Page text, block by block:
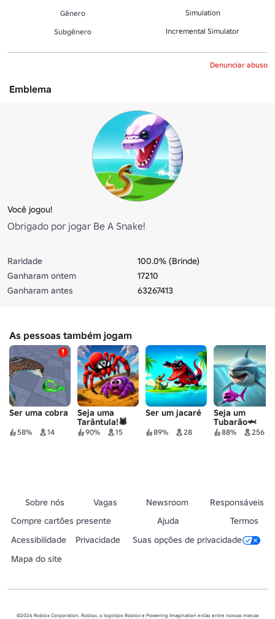
Gênero
Simulation
Subgênero Incremental Simulator
Denunciar abuso
Emblema
Você jogou!
Obrigado por jogar Be A Snake!
Raridade
100.0% (Brinde)
Ganharam ontem
17210
Ganharam antes
63267413
As pessoas também jogam
Ser uma cobra
58% 14
Seja uma
Tarântula!🕷️
90% 15
Ser um jacaré
89% 28
Seja um
Tubarão🦈
88% 256
Sobre nós Vagas Newsroom
Responsáveis
Compre cartões presente
Ajuda
Termos
Acessibilidade
Privacidade
Suas opções de privacidade
Mapa do site
©2026 Roblox Corporation. Roblox, o logotipo Roblox e Powering Imagination estão entre nossas marcas